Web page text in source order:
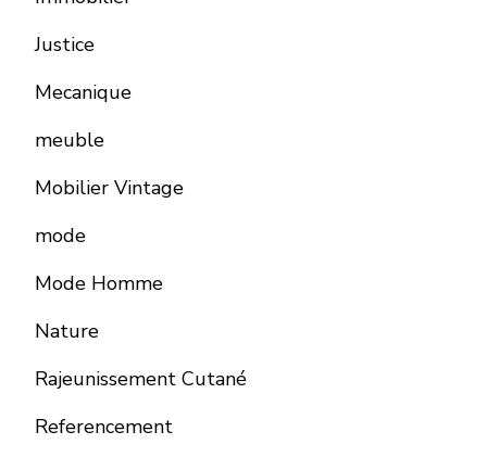
Justice
Mecanique
meuble
Mobilier Vintage
mode
Mode Homme
Nature
Rajeunissement Cutané
Referencement